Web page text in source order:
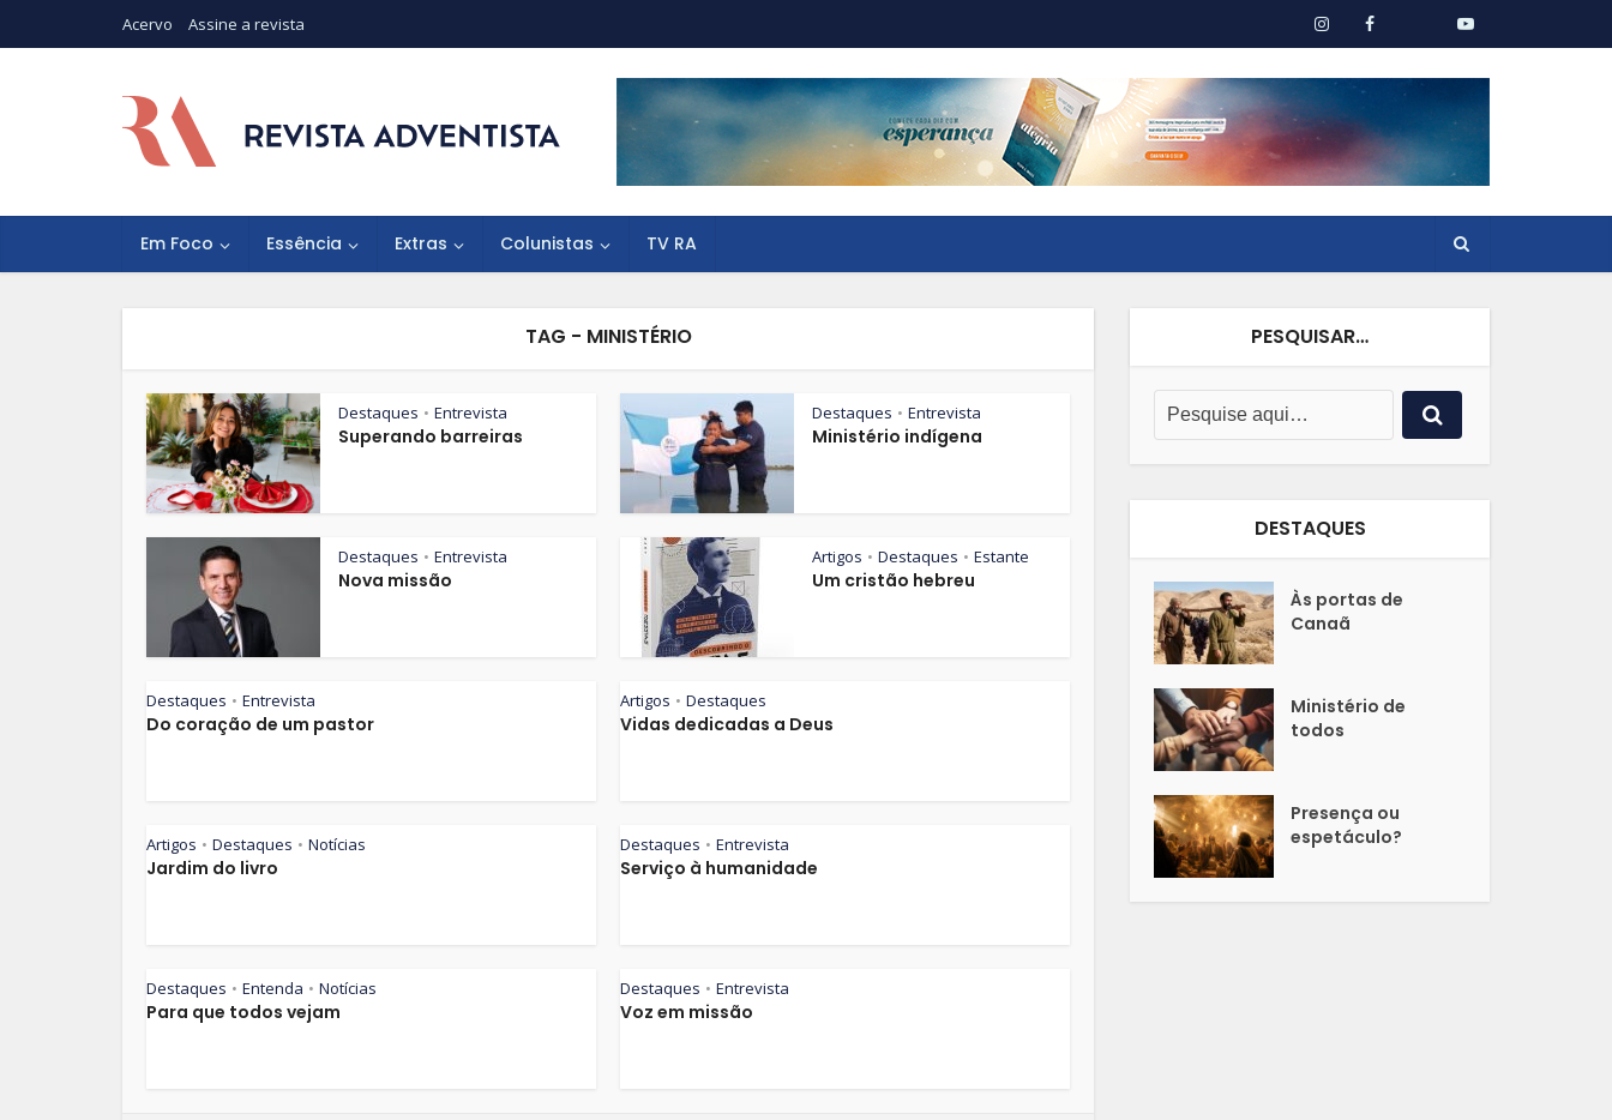
Acervo Assine a revista
Em Foco Essência Extras Colunistas TV RA
TAG - MINISTÉRIO
Destaques • Entrevista
Superando barreiras
Destaques • Entrevista
Ministério indígena
Destaques • Entrevista
Nova missão
Artigos • Destaques • Estante
Um cristão hebreu
Destaques • Entrevista
Do coração de um pastor
Artigos • Destaques
Vidas dedicadas a Deus
Artigos • Destaques • Notícias
Jardim do livro
Destaques • Entrevista
Serviço à humanidade
Destaques • Entenda • Notícias
Para que todos vejam
Destaques • Entrevista
Voz em missão
PESQUISAR…
DESTAQUES
Às portas de
Canaã
Ministério de
todos
Presença ou
espetáculo?